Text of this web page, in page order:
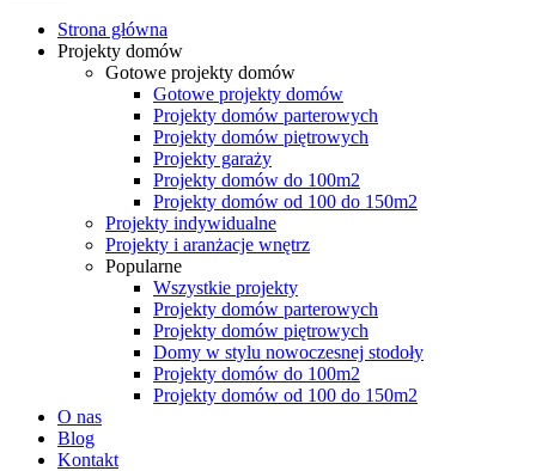
Strona główna
Projekty domów
Gotowe projekty domów
Gotowe projekty domów
Projekty domów parterowych
Projekty domów piętrowych
Projekty garaży
Projekty domów do 100m2
Projekty domów od 100 do 150m2
Projekty indywidualne
Projekty i aranżacje wnętrz
Popularne
Wszystkie projekty
Projekty domów parterowych
Projekty domów piętrowych
Domy w stylu nowoczesnej stodoły
Projekty domów do 100m2
Projekty domów od 100 do 150m2
O nas
Blog
Kontakt